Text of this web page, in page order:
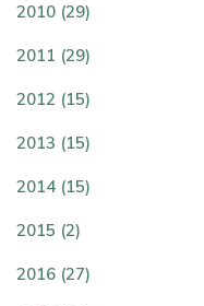
2010 (29)
2011 (29)
2012 (15)
2013 (15)
2014 (15)
2015 (2)
2016 (27)